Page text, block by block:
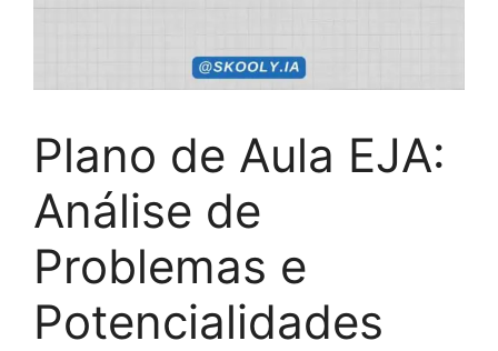
Plano de Aula EJA:
Análise de
Problemas e
Potencialidades